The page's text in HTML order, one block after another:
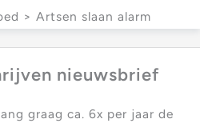
> Artsen slaan alarm
nieuwsbrief
graag ca. 6x per jaar de